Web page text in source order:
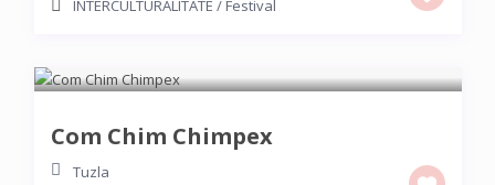
INTERCULTURALITATE / Festival
Com Chim Chimpex
Tuzla